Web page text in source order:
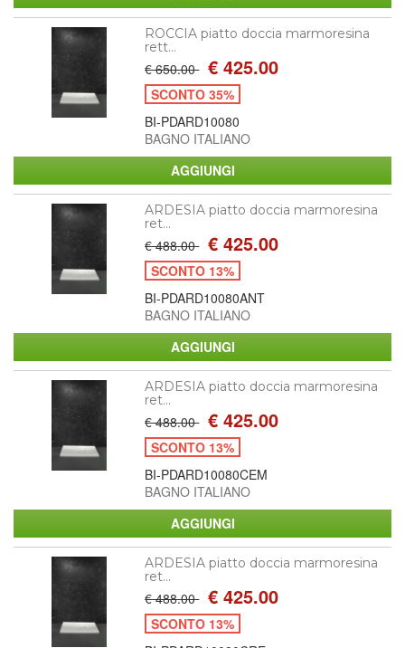
ROCCIA piatto doccia marmoresina
rett...
€ 650.00 € 425.00
SCONTO 35%
BI-PDARD10080
BAGNO ITALIANO
ARDESIA piatto doccia marmoresina
ret...
€ 488.00 € 425.00
SCONTO 13%
BI-PDARD10080ANT
BAGNO ITALIANO
ARDESIA piatto doccia marmoresina
ret...
€ 488.00 € 425.00
SCONTO 13%
BI-PDARD10080CEM
BAGNO ITALIANO
ARDESIA piatto doccia marmoresina
ret...
€ 488.00 € 425.00
SCONTO 13%